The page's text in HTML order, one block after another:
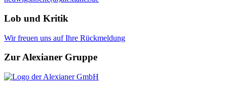
Lob und Kritik
Wir freuen uns auf Ihre Rückmeldung
Zur Alexianer Gruppe